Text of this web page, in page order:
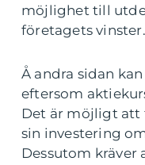
möjlighet till
företagets vinster.
Å andra sidan
eftersom
Det är möjligt att
sin investering
Dessutom